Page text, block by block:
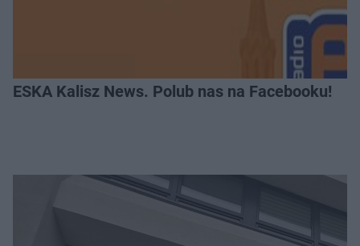
ESKA Kalisz News. Polub nas na Facebooku!